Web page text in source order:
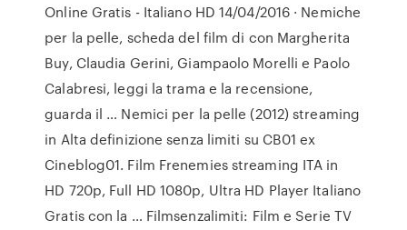
Online Gratis - Italiano HD 14/04/2016 · Nemiche
per la pelle, scheda del film di con Margherita
Buy, Claudia Gerini, Giampaolo Morelli e Paolo
Calabresi, leggi la trama e la recensione,
guarda il … Nemici per la pelle (2012) streaming
in Alta definizione senza limiti su CB01 ex
Cineblog01. Film Frenemies streaming ITA in
HD 720p, Full HD 1080p, Ultra HD Player Italiano
Gratis con la … Filmsenzalimiti: Film e Serie TV